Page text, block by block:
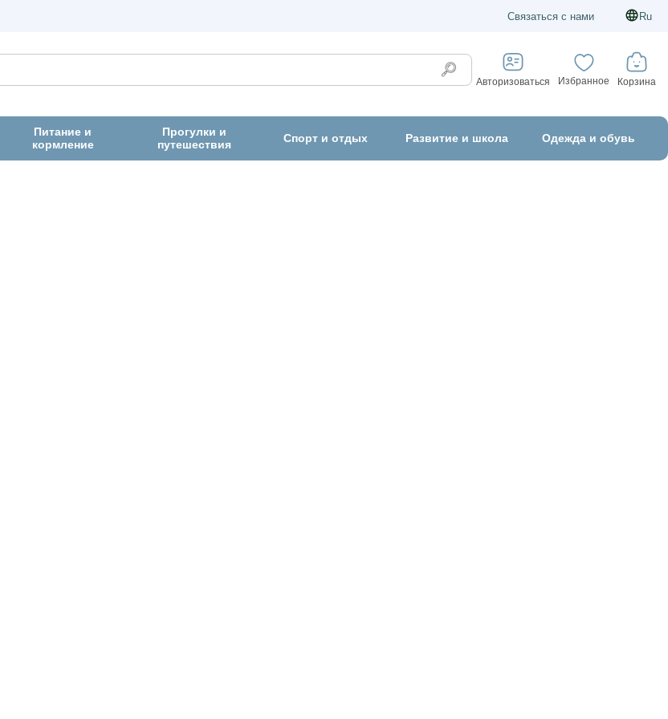
Связаться с нами Ru
Авторизоваться Избранное Корзина
Питание и
кормление
Прогулки и
путешествия
Спорт и отдых Развитие и школа Одежда и обувь